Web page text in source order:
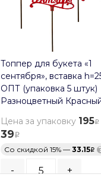
Топпер для букета «1
сентября», вставка
ОПТ (упаковка 5 штук)
Разноцветный
Цена за упаковку 195
39
Со скидкой 15% — 33.15
- +